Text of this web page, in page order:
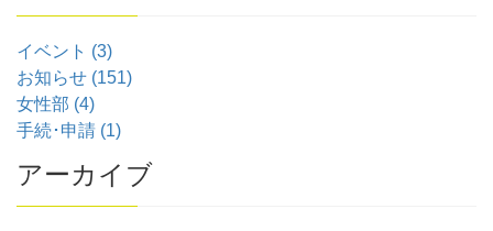
イベント (3)
お知らせ (151)
女性部 (4)
手続･申請 (1)
アーカイブ